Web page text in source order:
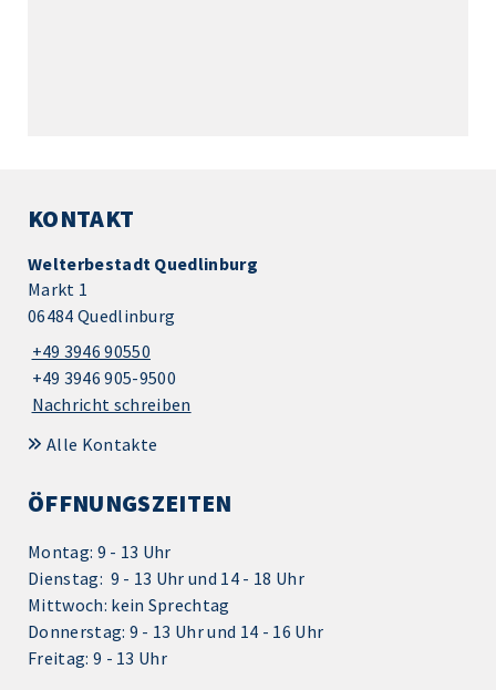
KONTAKT
Welterbestadt Quedlinburg
Markt 1
06484 Quedlinburg
+49 3946 90550
+49 3946 905-9500
Nachricht schreiben
Alle Kontakte
ÖFFNUNGSZEITEN
Montag: 9 - 13 Uhr
Dienstag: 9 - 13 Uhr und 14 - 18 Uhr
Mittwoch: kein Sprechtag
Donnerstag: 9 - 13 Uhr und 14 - 16 Uhr
Freitag: 9 - 13 Uhr